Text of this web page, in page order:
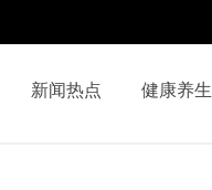
新闻热点 健康养生